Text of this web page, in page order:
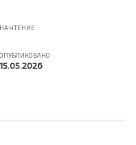
НА ЧТЕНИЕ
ОПУБЛИКОВАНО
15.05.2026